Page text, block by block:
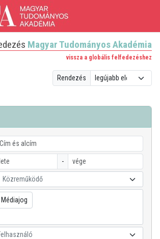
kihagyása Tartalom kihagyása
Magyar Tudományos Akadémia
vissza a globális felfedezéshez
Rendezés
-
Közreműködő
Médiajog